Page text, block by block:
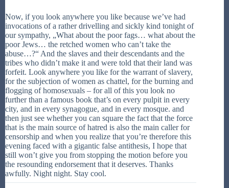
Now, if you look anywhere you like because we’ve had
invocations of a rather drivelling and sickly kind tonight of
our sympathy, „What about the poor fags… what about the
poor Jews… the retched women who can’t take the
abuse…?“ And the slaves and their descendants and the
tribes who didn’t make it and were told that their land was
forfeit. Look anywhere you like for the warrant of slavery,
for the subjection of women as chattel, for the burning and
flogging of homosexuals – for all of this you look no
further than a famous book that’s on every pulpit in every
city, and in every synagogue, and in every mosque. and
then just see whether you can square the fact that the force
that is the main source of hatred is also the main caller for
censorship and when you realize that you’re therefore this
evening faced with a gigantic false antithesis, I hope that
still won’t give you from stopping the motion before you
the resounding endorsement that it deserves. Thanks
awfully. Night night. Stay cool.